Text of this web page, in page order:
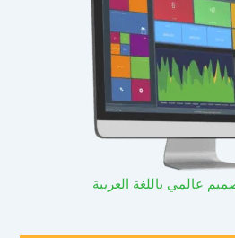
عالمي باللغة العربية